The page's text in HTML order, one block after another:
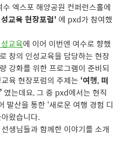
엑스포 해양공원 컨퍼런스홀에
교육 현장포럼' 에 pxd가 참여했
교육에 이어 이번엔 여수로 향했
창의 인성교육을 담당하는 현장
강화를 위한 프로그램이 준비되
육 현장포럼의 주제는 ‘여행, 떠
였는데요, 그 중 pxd에서는 현직
발산을 통한 ‘새로운 여행 경험 디
왔습니다.
생님들과 함께한 이야기를 소개